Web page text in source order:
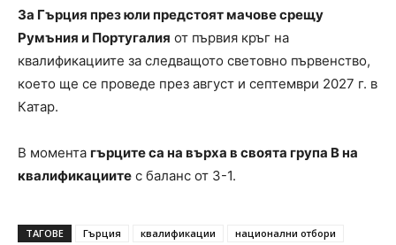
За Гърция през юли предстоят мачове срещу
Румъния и Португалия от първия кръг на
квалификациите за следващото световно първенство,
което ще се проведе през август и септември 2027 г. в
Катар.
В момента гърците са на върха в своята група B на
квалификациите с баланс от 3-1.
ТАГОВЕ Гърция квалификации
национални отбори